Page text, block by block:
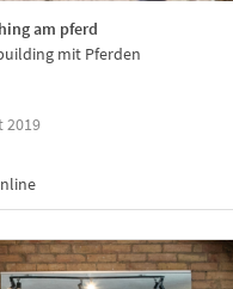
am pferd
mit Pferden
2019